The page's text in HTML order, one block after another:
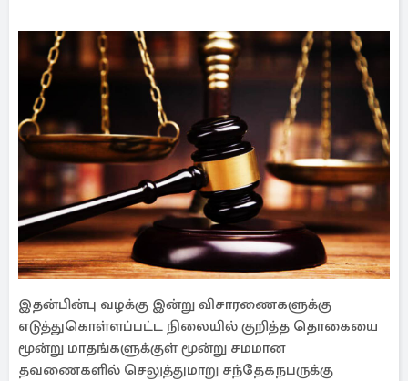
இதன்பின்பு வழக்கு இன்று விசாரணைகளுக்கு
எடுத்துகொள்ளப்பட்ட நிலையில் குறித்த தொகையை
மூன்று மாதங்களுக்குள் மூன்று சமமான
தவணைகளில் செலுத்துமாறு சந்தேகநபருக்கு